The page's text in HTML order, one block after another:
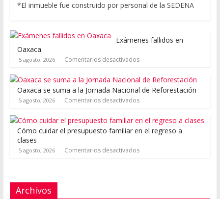
*El inmueble fue construido por personal de la SEDENA
Exámenes fallidos en
Oaxaca
5 agosto, 2026 Comentarios desactivados
Oaxaca se suma a la Jornada Nacional de Reforestación
5 agosto, 2026 Comentarios desactivados
Cómo cuidar el presupuesto familiar en el regreso a
clases
5 agosto, 2026 Comentarios desactivados
Archivos